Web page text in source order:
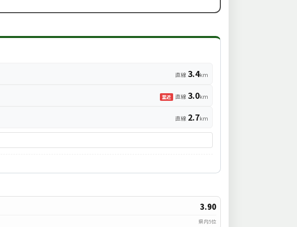
直線 3.4km
至近 直線 3.0km
直線 2.7km
3.90
県内5位